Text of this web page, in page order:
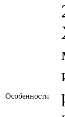
Особенности